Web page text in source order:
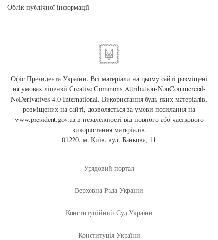
Облік публічної інформації
Офіс Президента України. Всі матеріали на цьому сайті розміщені
на умовах ліцензії Creative Commons Attribution-NonCommercial-
NoDerivatives 4.0 International. Використання будь-яких матеріалів,
розміщених на сайті, дозволяється за умови посилання на
www.president.gov.uaв незалежності від повного або часткового
використання матеріалів.
01220, м. Київ, вул. Банкова, 11
Урядовий портал
Верховна Рада України
Конституційний Суд України
Конституція України